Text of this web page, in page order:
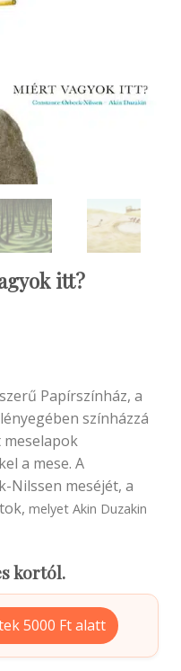
itt?
Papírszínház, a
színházzá
a mese. A
Nilssen meséjét, a
melyet Akin Duzakin
kortól.
5000 Ft alatt